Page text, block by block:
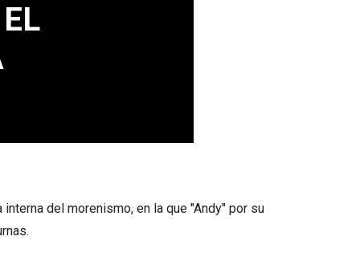
del morenismo, en la que "Andy" por su